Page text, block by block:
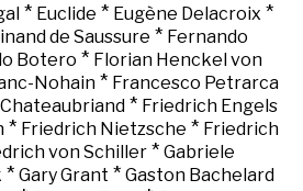
* Euclide * Eugène Delacroix *
de Saussure * Fernando
Botero * Florian Henckel von
Nohain* Francesco Petrarca
* Friedrich Engels
* Friedrich Nietzsche * Friedrich
von Schiller * Gabriele
* Gary Grant * Gaston Bachelard